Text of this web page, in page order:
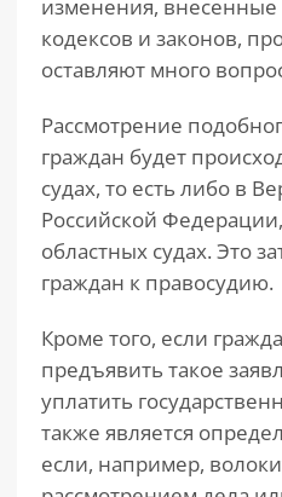
изменения, внесенные
кодексов и законов,
оставляют много
Рассмотрение
граждан будет
судах, то есть либо в
Российской
областных судах. Это
граждан к правосудию.
Кроме того, если
предъявить такое
уплатить
также является
если, например,